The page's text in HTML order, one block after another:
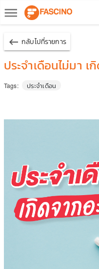
dehaze
keyboard_backspace กลับไปที่รายการ
ประจำเดือนไม่มา เ
Tags: ประจำเดือน